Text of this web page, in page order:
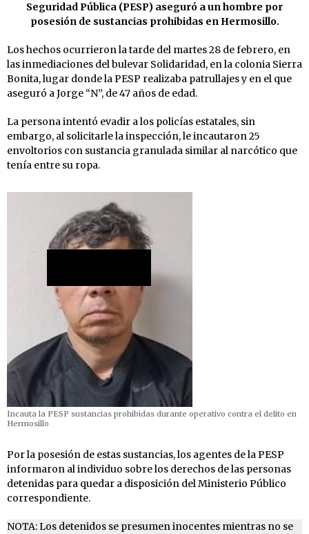
Seguridad Pública (PESP) aseguró a un hombre por
posesión de sustancias prohibidas en Hermosillo.
Los hechos ocurrieron la tarde del martes 28 de febrero, en
las inmediaciones del bulevar Solidaridad, en la colonia Sierra
Bonita, lugar donde la PESP realizaba patrullajes y en el que
aseguró a Jorge “N”, de 47 años de edad.
La persona intentó evadir a los policías estatales, sin
embargo, al solicitarle la inspección, le incautaron 25
envoltorios con sustancia granulada similar al narcótico que
tenía entre su ropa.
Incauta la PESP sustancias prohibidas durante operativo contra el delito en
Hermosillo
Por la posesión de estas sustancias, los agentes de la PESP
informaron al individuo sobre los derechos de las personas
detenidas para quedar a disposición del Ministerio Público
correspondiente.
NOTA: Los detenidos se presumen inocentes mientras no se